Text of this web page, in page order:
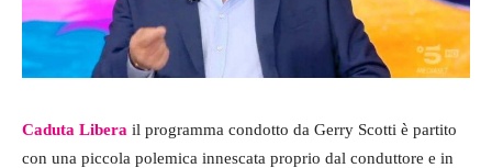
Caduta Libera il programma condotto da Gerry Scotti è partito
con una piccola polemica innescata proprio dal conduttore e in